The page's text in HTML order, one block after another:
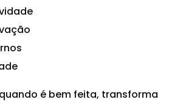
é bem feita, transforma